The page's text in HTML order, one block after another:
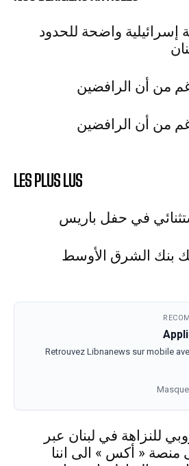
إسرائيلية واضحة للحدود
من أن الرافضين
من أن الرافضين
LES PLUS LUS
في حفل باريس
بنك الشرق الأوسط
Retrouvez Libnanews sur mobile
للنزاهة في لبنان عبر
« أكس » الى اننا